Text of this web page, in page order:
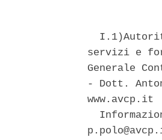
servizi e
Generale
- Dott.
www.avcp.it